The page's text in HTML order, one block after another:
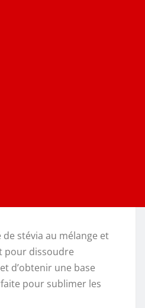
stévia au mélange et
pour dissoudre
d’obtenir une base
pour sublimer les